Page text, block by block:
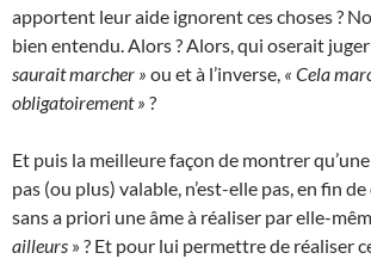
apportent leur aide ignorent ces choses ?
bien entendu. Alors ? Alors, qui oserait
saurait marcher » ou et à l’inverse, « Cela
obligatoirement » ?
Et puis la meilleure façon de montrer
pas (ou plus) valable, n’est-elle pas, en fin
sans a priori une âme à réaliser par elle-
ailleurs » ? Et pour lui permettre de réaliser